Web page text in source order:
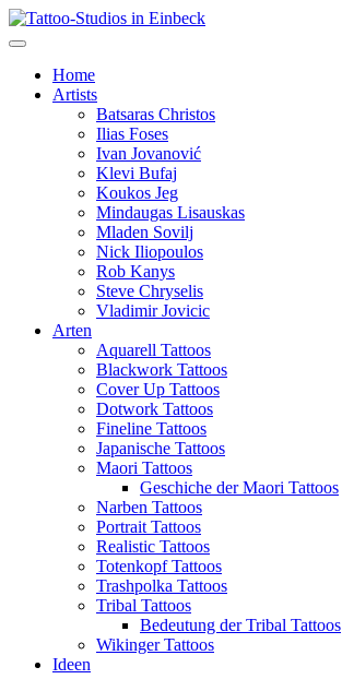
Home
Artists
Batsaras Christos
Ilias Foses
Ivan Jovanović
Klevi Bufaj
Koukos Jeg
Mindaugas Lisauskas
Mladen Sovilj
Nick Iliopoulos
Rob Kanys
Steve Chryselis
Vladimir Jovicic
Arten
Aquarell Tattoos
Blackwork Tattoos
Cover Up Tattoos
Dotwork Tattoos
Fineline Tattoos
Japanische Tattoos
Maori Tattoos
Geschiche der Maori Tattoos
Narben Tattoos
Portrait Tattoos
Realistic Tattoos
Totenkopf Tattoos
Trashpolka Tattoos
Tribal Tattoos
Bedeutung der Tribal Tattoos
Wikinger Tattoos
Ideen